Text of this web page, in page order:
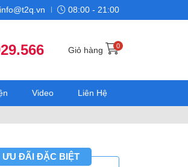
info@t2q.vn 08:00 - 21:00
Giỏ hàng 0
Video Liên Hệ
ƯU ĐÃI ĐẶC BIỆT